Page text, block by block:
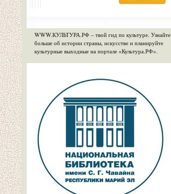
WWW.КУЛЬТУРА.РФ – твой гид по культуре. Узнайте
больше об истории страны, искусстве и планируйте
культурные выходные на портале «Культура.РФ».